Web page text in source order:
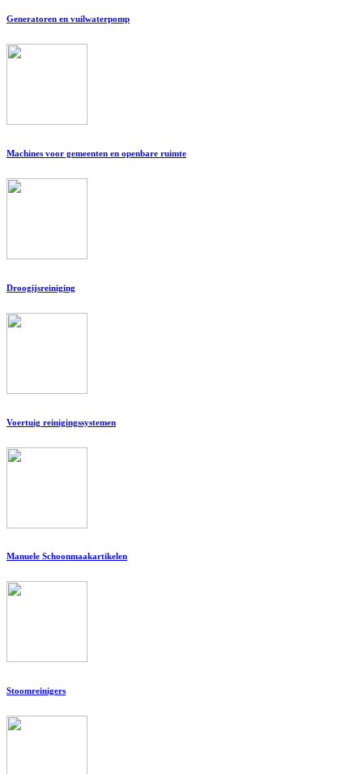
Generatoren en vuilwaterpomp
Machines voor gemeenten en openbare ruimte
Droogijsreiniging
Voertuig reinigingssystemen
Manuele Schoonmaakartikelen
Stoomreinigers